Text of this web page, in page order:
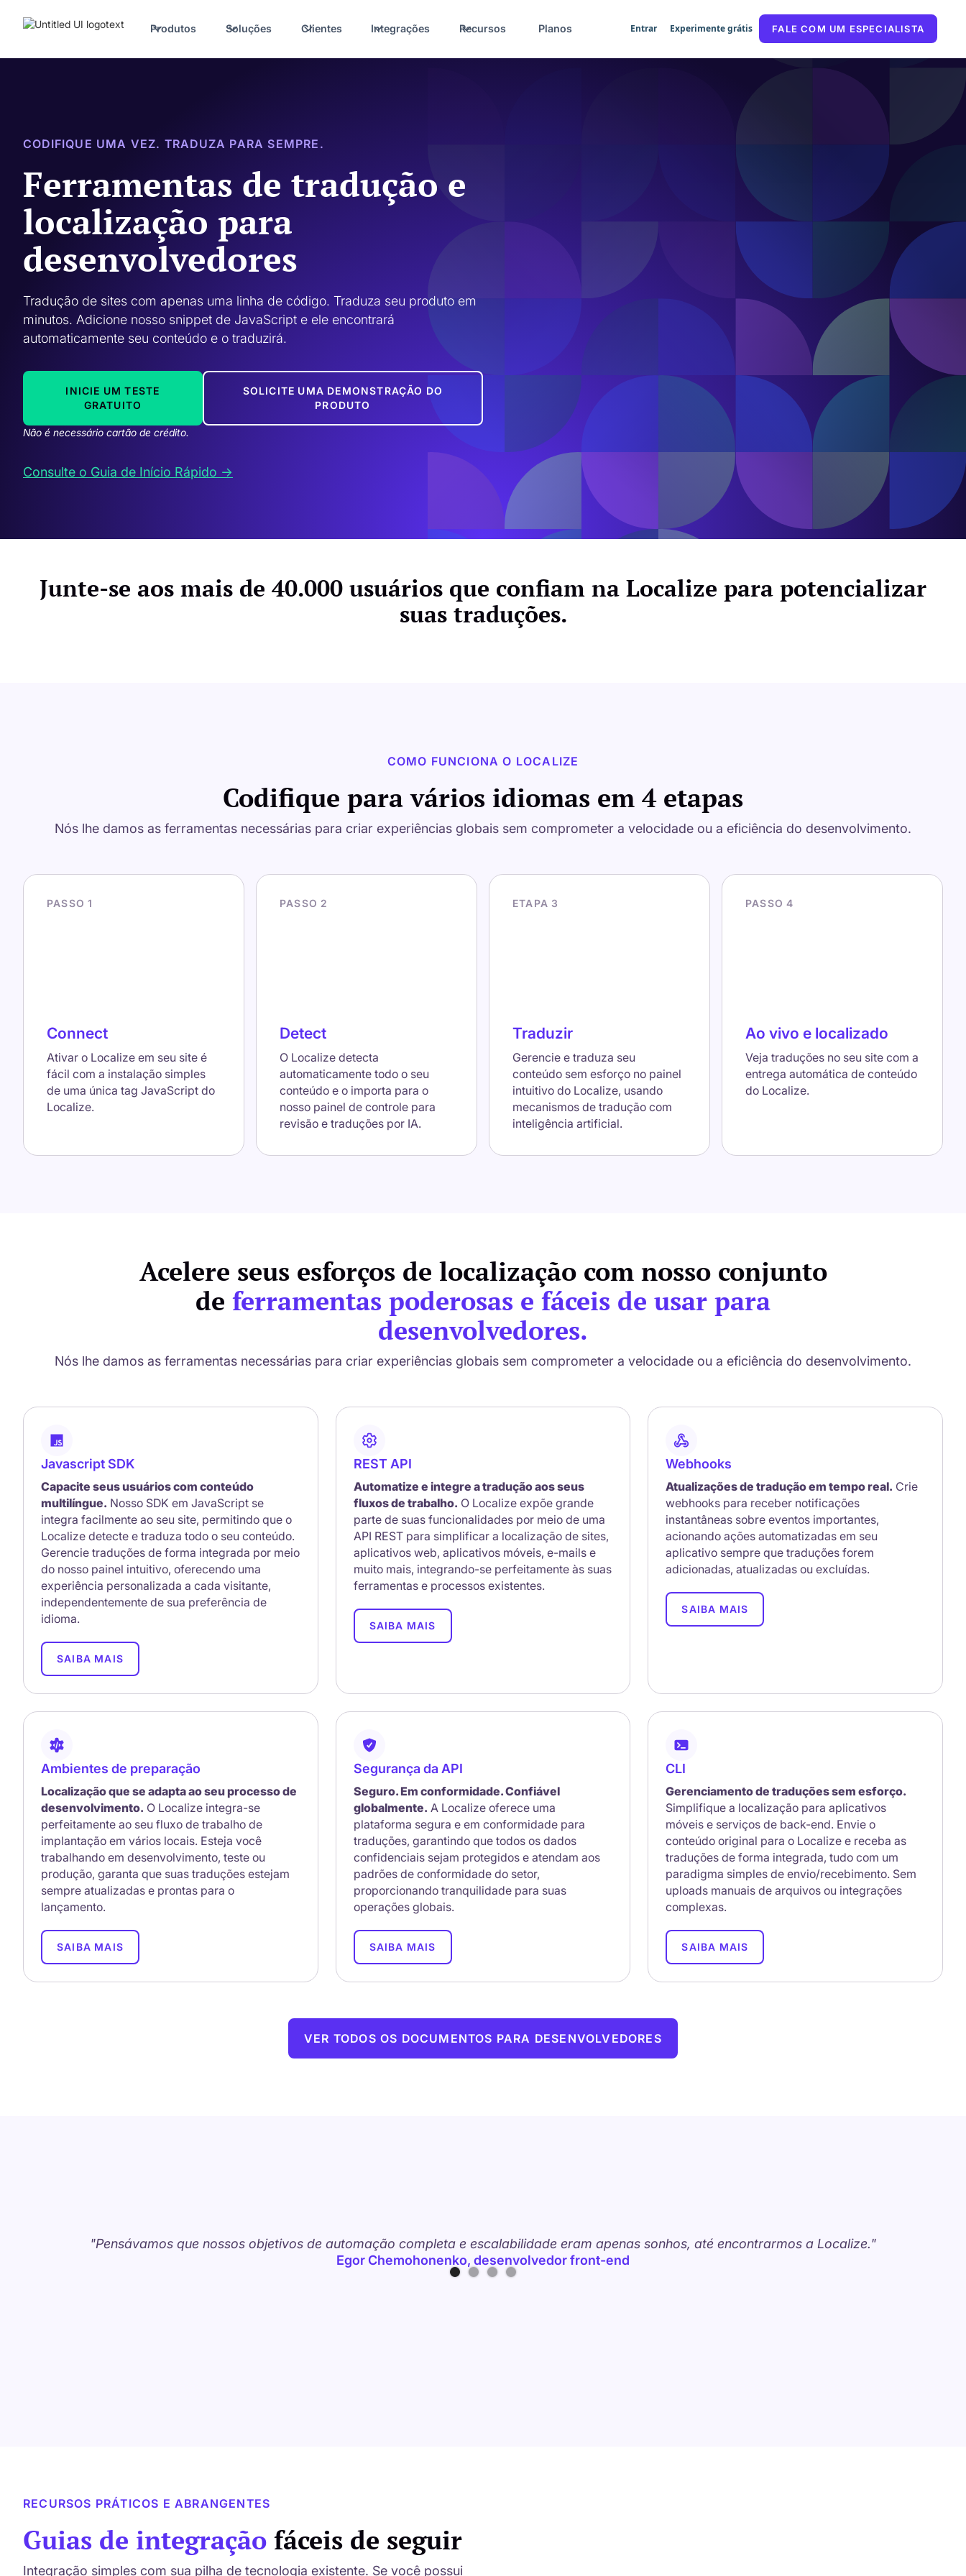
Produtos Soluções Clientes Integrações Recursos Planos Entrar Experimente grátis FALE COM UM ESPECIALISTA
CODIFIQUE UMA VEZ. TRADUZA PARA SEMPRE.
Ferramentas de tradução e
localização para
desenvolvedores
Tradução de sites com apenas uma linha de código. Traduza seu produto em
minutos. Adicione nosso snippet de JavaScript e ele encontrará
automaticamente seu conteúdo e o traduzirá.
INICIE UM TESTE
GRATUITO
Não é necessário cartão de crédito.
SOLICITE UMA DEMONSTRAÇÃO DO
PRODUTO
Consulte o Guia de Início Rápido ->
Junte-se aos mais de 40.000 usuários que confiam na Localize para potencializar
suas traduções.
COMO FUNCIONA O LOCALIZE
Codifique para vários idiomas em 4 etapas
Nós lhe damos as ferramentas necessárias para criar experiências globais sem comprometer a velocidade ou a eficiência do desenvolvimento.
PASSO 1
Connect
Ativar o Localize em seu site é
fácil com a instalação simples
de uma única tag JavaScript do
Localize.
PASSO 2
Detect
O Localize detecta
automaticamente todo o seu
conteúdo e o importa para o
nosso painel de controle para
revisão e traduções por IA.
ETAPA 3
Traduzir
Gerencie e traduza seu
conteúdo sem esforço no painel
intuitivo do Localize, usando
mecanismos de tradução com
inteligência artificial.
PASSO 4
Ao vivo e localizado
Veja traduções no seu site com a
entrega automática de conteúdo
do Localize.
Acelere seus esforços de localização com nosso conjunto
de ferramentas poderosas e fáceis de usar para
desenvolvedores.
Nós lhe damos as ferramentas necessárias para criar experiências globais sem comprometer a velocidade ou a eficiência do desenvolvimento.
Javascript SDK
Capacite seus usuários com conteúdo
multilíngue. Nosso SDK em JavaScript se
integra facilmente ao seu site, permitindo que o
Localize detecte e traduza todo o seu conteúdo.
Gerencie traduções de forma integrada por meio
do nosso painel intuitivo, oferecendo uma
experiência personalizada a cada visitante,
independentemente de sua preferência de
idioma.
SAIBA MAIS
REST API
Automatize e integre a tradução aos seus
fluxos de trabalho. O Localize expõe grande
parte de suas funcionalidades por meio de uma
API REST para simplificar a localização de sites,
aplicativos web, aplicativos móveis, e-mails e
muito mais, integrando-se perfeitamente às suas
ferramentas e processos existentes.
SAIBA MAIS
Webhooks
Atualizações de tradução em tempo real. Crie
webhooks para receber notificações
instantâneas sobre eventos importantes,
acionando ações automatizadas em seu
aplicativo sempre que traduções forem
adicionadas, atualizadas ou excluídas.
SAIBA MAIS
Ambientes de preparação
Localização que se adapta ao seu processo de
desenvolvimento. O Localize integra-se
perfeitamente ao seu fluxo de trabalho de
implantação em vários locais. Esteja você
trabalhando em desenvolvimento, teste ou
produção, garanta que suas traduções estejam
sempre atualizadas e prontas para o
lançamento.
SAIBA MAIS
Segurança da API
Seguro. Em conformidade. Confiável
globalmente. A Localize oferece uma
plataforma segura e em conformidade para
traduções, garantindo que todos os dados
confidenciais sejam protegidos e atendam aos
padrões de conformidade do setor,
proporcionando tranquilidade para suas
operações globais.
SAIBA MAIS
CLI
Gerenciamento de traduções sem esforço.
Simplifique a localização para aplicativos
móveis e serviços de back-end. Envie o
conteúdo original para o Localize e receba as
traduções de forma integrada, tudo com um
paradigma simples de envio/recebimento. Sem
uploads manuais de arquivos ou integrações
complexas.
SAIBA MAIS
VER TODOS OS DOCUMENTOS PARA DESENVOLVEDORES
"Pensávamos que nossos objetivos de automação completa e escalabilidade eram apenas sonhos, até encontrarmos a Localize."
Egor Chemohonenko, desenvolvedor front-end
RECURSOS PRÁTICOS E ABRANGENTES
Guias de integração fáceis de seguir
Integração simples com sua pilha de tecnologia existente. Se você possui